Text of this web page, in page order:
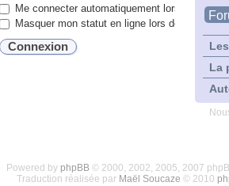
La
Me connecter automatiquement lors de
Masquer mon statut en ligne lors de cette
Powered by phpBB© 2000, 2002, 2005, 2007
Traduction réalisée par Maël Soucaze © 2010